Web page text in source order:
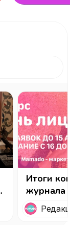
Итоги
журнала